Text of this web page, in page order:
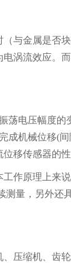
与金属是否
涡流效应。
荡电压幅度的
成机械位移(
移传感器的性
作原理上来
测量，另外还
压缩机、齿